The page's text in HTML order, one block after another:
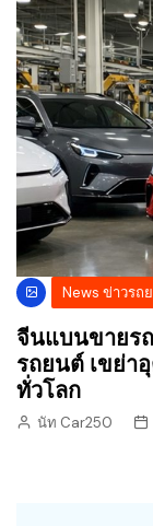
News ข่าวรถ
จีนแบนขายร
รถยนต์ เขย่า
ทั่วโลก
นัท Car250